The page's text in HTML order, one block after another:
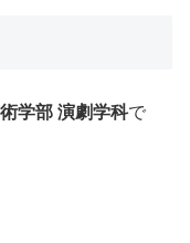
学部 演劇学科で